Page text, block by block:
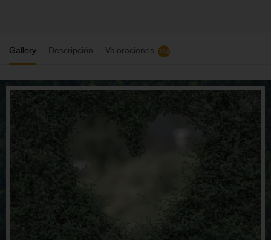
Gallery Descripción Valoraciones 104